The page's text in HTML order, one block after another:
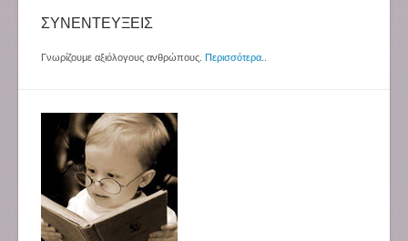
ΣΥΝΕΝΤΕΥΞΕΙΣ
Γνωρίζουμε αξιόλογους ανθρώπους. Περισσότερα